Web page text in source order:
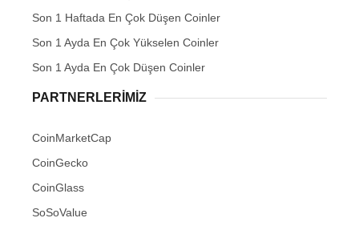
Son 1 Haftada En Çok Düşen Coinler
Son 1 Ayda En Çok Yükselen Coinler
Son 1 Ayda En Çok Düşen Coinler
PARTNERLERIMIZ
CoinMarketCap
CoinGecko
CoinGlass
SoSoValue